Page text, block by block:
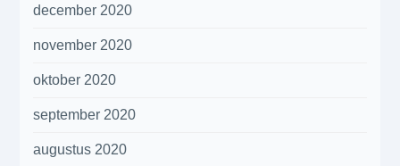
december 2020
november 2020
oktober 2020
september 2020
augustus 2020